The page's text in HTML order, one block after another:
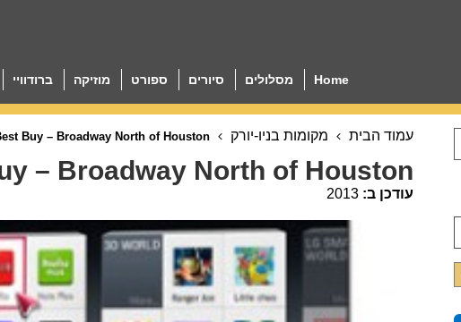
Home מסלולים סיורים ספורט מוזיקה ברודוויי
עמוד הבית מקומות בניו-יורק
– Broadway North of Houston
עודכן ב: 2013